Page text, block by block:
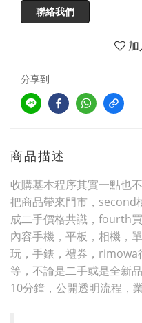
聯絡我們
分享到
商品描述
收購基本程序其實一點也
把商品帶來門市，second
成二手價格共識，fourth
內容手機，平板，相機，
玩，手錶，禮券，rimowa
等，不論是二手或是全新
10分鐘，公開透明流程，業